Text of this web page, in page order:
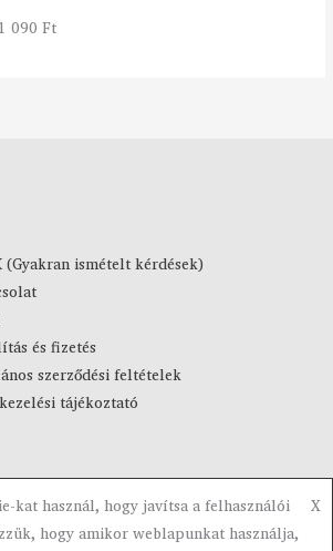
0
090Fta
0
t
1
0
t
(Gyakran ismételt kérdések)
és fizetés
szerződési feltételek
tájékoztató
2026 Visztra. Powered by Visztra.
kat használ, hogy javítsa a felhasználói
hogy amikor weblapunkat használja,
X